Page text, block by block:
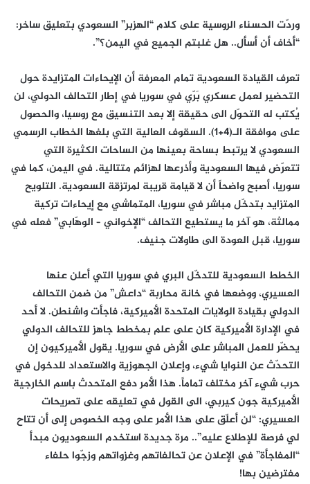
وردّت الحسناء الروسية على كلام “الهزبر” السعودي بتعليق ساخر:
“أخاف أن أسأل.. هل غلبتم الجميع في اليمن؟”.
تعرف القيادة السعودية تمام المعرفة أن الإيحاءات المتزايدة حول
التحضير لعمل عسكري بَرّي في سوريا في إطار التحالف الدولي، لن
يُكتب له التحوّل الى حقيقة إلا بعد التنسيق مع روسيا، والحصول
على موافقة الـ(4+1). السقوف العالية التي بلغها الخطاب الرسمي
السعودي لا يرتبط بساحة بعينها من الساحات الكثيرة التي
تتعرّض فيها السعودية وأذرعها لهزائم متتالية. في اليمن، كما في
سوريا، أصبح واضحاً أن لا قيامة قريبة لمرتزقة السعودية. التلويح
المتزايد بتدخّل مباشر في سوريا، المتماشي مع إيحاءات تركية
ممالثة، هو آخر ما يستطيع التحالف “الإخواني – الوهّابي” فعله في
سوريا، قبل العودة الى طاولات جنيف.
الخطط السعودية للتدخّل البري في سوريا التي أعلن عنها
العسيري، ووضعها في خانة محاربة “داعش” من ضمن التحالف
الدولي بقيادة الولايات المتحدة الأميركية، فاجأت واشنطن. لا أحد
في الإدارة الأميركية كان على علم بمخطط جاهز للتحالف الدولي
يحضّر للعمل المباشر على الأرض في سوريا. يقول الأميركيون إن
التحدّث عن النوايا شيء، وإعلان الجهوزية والاستعداد للدخول في
حرب شيء آخر مختلف تماماً. هذا الأمر دفع المتحدث باسم الخارجية
الأميركية جون كيربي، الى القول في تعليقه على تصريحات
العسيري: “لن أعلّق على هذا الأمر على وجه الخصوص إلى أن تتاح
لي فرصة للإطلاع عليه”.. مرة جديدة استخدم السعوديون مبدأ
“المفاجأة” في الإعلان عن تحالفاتهم وغزواتهم وزجّوا حلفاء
مفترضين بها!